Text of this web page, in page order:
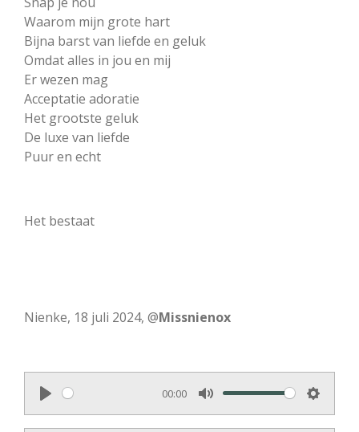
Waarom mijn grote hart
Bijna barst van liefde en geluk
Omdat alles in jou en mij
Er wezen mag
Acceptatie adoratie
Het grootste geluk
De luxe van liefde
Puur en echt
Het bestaat
Nienke, 18 juli 2024, @Missnienox
P
00:00
M
S